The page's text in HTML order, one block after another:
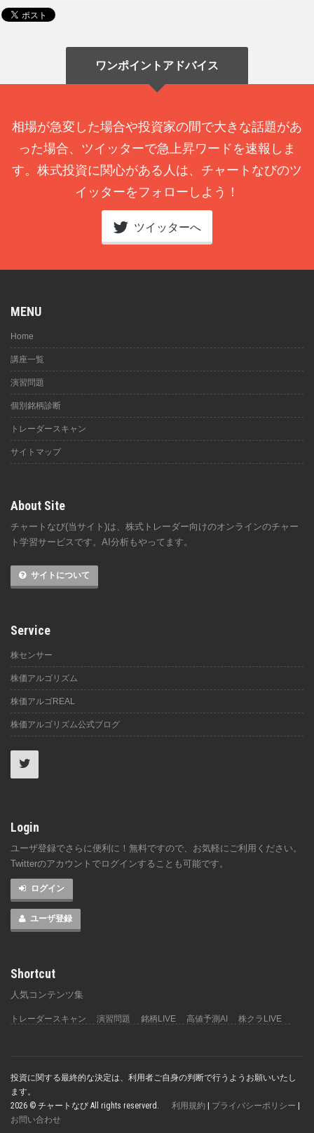
ワンポイントアドバイス
相場が急変した場合や投資家の間で大きな話題があ
った場合、ツイッターで急上昇ワードを速報しま
す。株式投資に関心がある人は、チャートなびのツ
イッターをフォローしよう！
ツイッターへ
MENU
Home
講座一覧
演習問題
個別銘柄診断
トレーダースキャン
サイトマップ
About Site
チャートなび(当サイト)は、株式トレーダー向けのオンラインのチャー
ト学習サービスです。AI分析もやってます。
サイトについて
Service
株センサー
株価アルゴリズム
株価アルゴREAL
株価アルゴリズム公式ブログ
Login
ユーザ登録でさらに便利に！無料ですので、お気軽にご利用ください。
Twitterのアカウントでログインすることも可能です。
ログイン
ユーザ登録
Shortcut
人気コンテンツ集
トレーダースキャン 演習問題 銘柄LIVE 高値予測AI 株クラLIVE
投資に関する最終的な決定は、利用者ご自身の判断で行うようお願いいたし
ます。
2026 © チャートなび All rights reserverd. 利用規約 プライバシーポリシー
お問い合わせ